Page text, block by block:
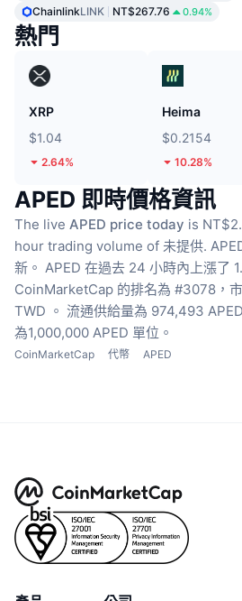
ChainlinkLINK NT$267.76 0.94%
熱門
XRP
$1.04
2.64%
Heima
$0.2154
10.28%
APED 即時價格資訊
The live APED price today is
hour trading volume of 未提供.
新。 APED 在過去 24 小時內上漲了
CoinMarketCap 的排名為 #3078，
TWD 。 流通供給量為 974,493
為1,000,000 APED 單位。
CoinMarketCap 代幣 APED